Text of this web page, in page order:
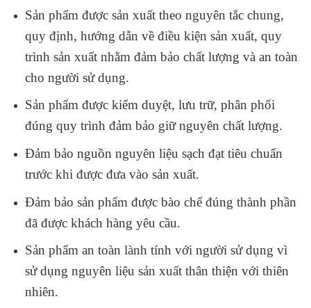
Sản phẩm được sản xuất theo nguyên tắc chung,
quy định, hướng dẫn về điều kiện sản xuất, quy
trình sản xuất nhằm đảm bảo chất lượng và an toàn
cho người sử dụng.
Sản phẩm được kiểm duyệt, lưu trữ, phân phối
đúng quy trình đảm bảo giữ nguyên chất lượng.
Đảm bảo nguồn nguyên liệu sạch đạt tiêu chuẩn
trước khi được đưa vào sản xuất.
Đảm bảo sản phẩm được bào chế đúng thành phần
đã được khách hàng yêu cầu.
Sản phẩm an toàn lành tính với người sử dụng vì
sử dụng nguyên liệu sản xuất thân thiện với thiên
nhiên.